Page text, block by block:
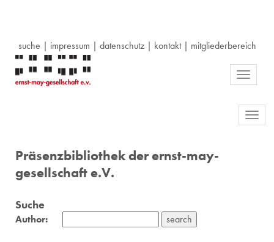
suche | impressum | datenschutz| kontakt| mitgliederbereich
Toggle
Präsenzbibliothek der ernst-may-
gesellschaft e.V.
Suche
Author: